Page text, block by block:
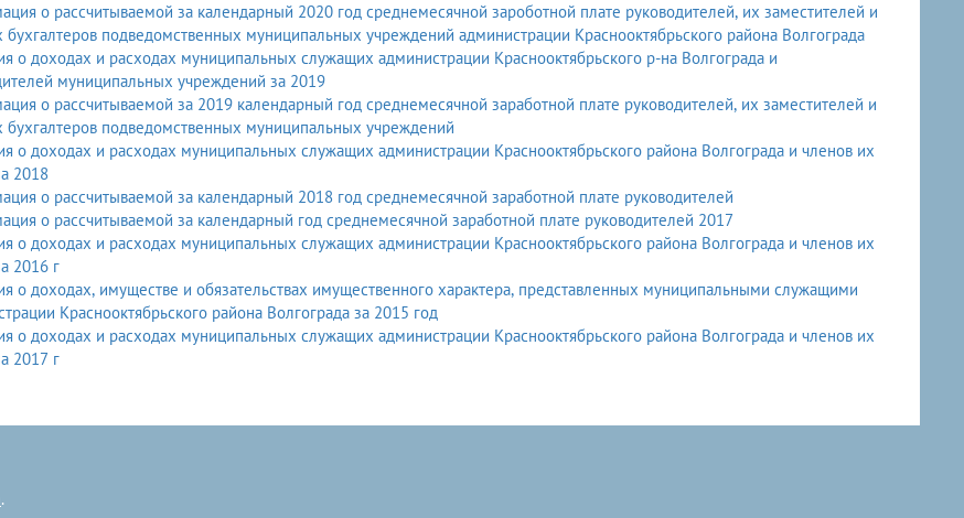
о рассчитываемой за календарный 2020 год среднемесячной зароботной плате руководителей, их заместителей и
бухгалтеров подведомственных муниципальных учреждений администрации Краснооктябрьского района Волгограда
о доходах и расходах муниципальных служащих администрации Краснооктябрьского р-на Волгограда и
муниципальных учреждений за 2019
о рассчитываемой за 2019 календарный год среднемесячной заработной плате руководителей, их заместителей и
бухгалтеров подведомственных муниципальных учреждений
о доходах и расходах муниципальных служащих администрации Краснооктябрьского района Волгограда и членов их
2018
о рассчитываемой за календарный 2018 год среднемесячной заработной плате руководителей
о рассчитываемой за календарный год среднемесячной заработной плате руководителей 2017
о доходах и расходах муниципальных служащих администрации Краснооктябрьского района Волгограда и членов их
2016 г
о доходах, имуществе и обязательствах имущественного характера, представленных муниципальными служащими
Краснооктябрьского района Волгограда за 2015 год
о доходах и расходах муниципальных служащих администрации Краснооктябрьского района Волгограда и членов их
2017 г
.